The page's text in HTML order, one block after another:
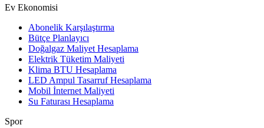
Ev Ekonomisi
Abonelik Karşılaştırma
Bütçe Planlayıcı
Doğalgaz Maliyet Hesaplama
Elektrik Tüketim Maliyeti
Klima BTU Hesaplama
LED Ampul Tasarruf Hesaplama
Mobil İnternet Maliyeti
Su Faturası Hesaplama
Spor